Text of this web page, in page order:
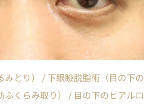
みとり） / 下眼瞼脱脂術（目の下の
ふくらみ取り） / 目の下のヒアルロ